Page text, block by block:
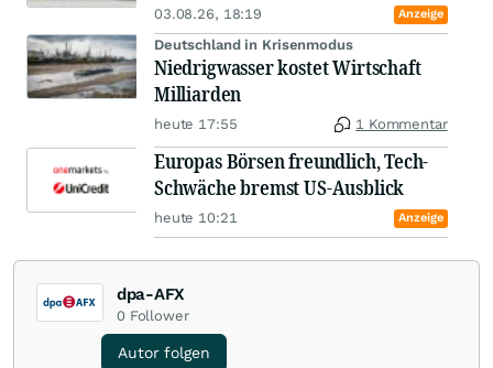
03.08.26, 18:19 Anzeige
Deutschland in Krisenmodus
Niedrigwasser kostet Wirtschaft
Milliarden
heute 17:55 1 Kommentar
Europas Börsen freundlich, Tech-
Schwäche bremst US-Ausblick
heute 10:21 Anzeige
dpa-AFX
0 Follower
Autor folgen